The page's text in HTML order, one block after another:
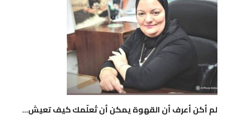
لم أكن أعرف أن القهوة يمكن أن تُعلّمك كيف تعيش…